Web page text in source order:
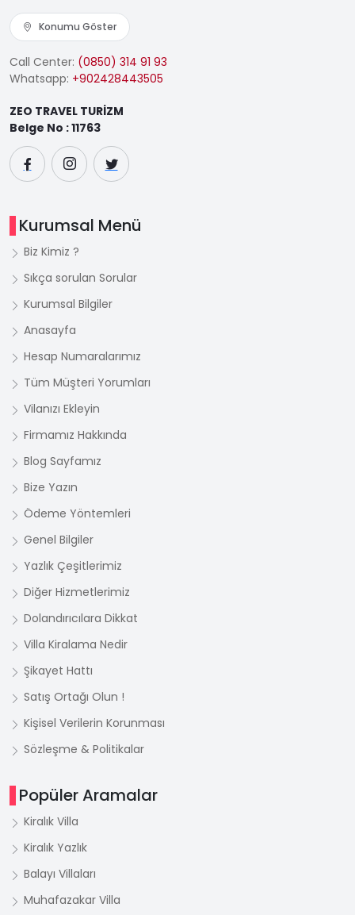
Konumu Göster
Call Center: (0850) 314 91 93
Whatsapp: +902428443505
ZEO TRAVEL TURİZM
Belge No : 11763
Kurumsal Menü
Biz Kimiz ?
Sıkça sorulan Sorular
Kurumsal Bilgiler
Anasayfa
Hesap Numaralarımız
Tüm Müşteri Yorumları
Vilanızı Ekleyin
Firmamız Hakkında
Blog Sayfamız
Bize Yazın
Ödeme Yöntemleri
Genel Bilgiler
Yazlık Çeşitlerimiz
Diğer Hizmetlerimiz
Dolandırıcılara Dikkat
Villa Kiralama Nedir
Şikayet Hattı
Satış Ortağı Olun !
Kişisel Verilerin Korunması
Sözleşme & Politikalar
Popüler Aramalar
Kiralık Villa
Kiralık Yazlık
Balayı Villaları
Muhafazakar Villa